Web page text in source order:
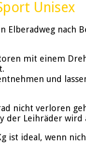
Unisex
Elberadweg
mit einem
und
nicht verloren
der Leihräder
ist ideal, wenn